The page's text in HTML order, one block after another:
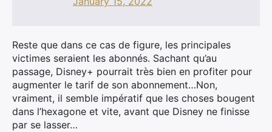
Reste que dans ce cas de figure, les principales
victimes seraient les abonnés. Sachant qu’au
passage, Disney+ pourrait très bien en profiter pour
augmenter le tarif de son abonnement…Non,
vraiment, il semble impératif que les choses bougent
dans l’hexagone et vite, avant que Disney ne finisse
par se lasser…